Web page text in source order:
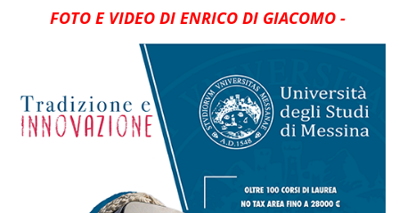
FOTO E VIDEO DI ENRICO DI GIACOMO -